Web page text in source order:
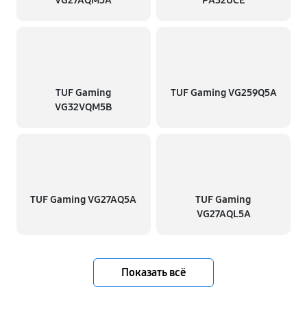
TUF Gaming
VG32VQM5B
TUF Gaming VG259Q5A
TUF Gaming VG27AQ5A
TUF Gaming
VG27AQL5A
Показать всё